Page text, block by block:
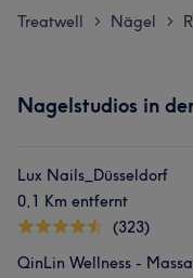
Treatwell > Nägel >
Nagelstudios in
Lux Nails_Düsseldorf
0,1 Km entfernt
(323)
QinLin Wellness -